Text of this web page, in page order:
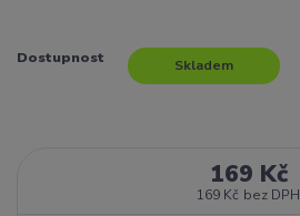
Dostupnost Skladem
169 Kč
169 Kč bez DPH